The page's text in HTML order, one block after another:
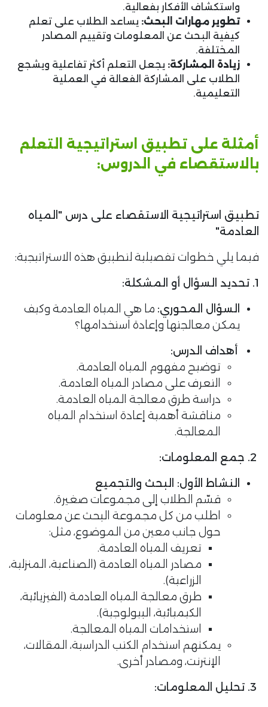
واستكشاف الأفكار بفعالية.
تطوير مهارات البحث: يساعد الطلاب على تعلم
كيفية البحث عن المعلومات وتقييم المصادر
المختلفة.
زيادة المشاركة: يجعل التعلم أكثر تفاعلية ويشجع
الطلاب على المشاركة الفعالة في العملية
التعليمية.
أمثلة على تطبيق استراتيجية التعلم
بالاستقصاء في الدروس:
تطبيق استراتيجية الاستقصاء على درس "المياه
العادمة"
فيما يلي خطوات تفصيلية لتطبيق هذه الاستراتيجية:
1. تحديد السؤال أو المشكلة:
السؤال المحوري: ما هي المياه العادمة وكيف
يمكن معالجتها وإعادة استخدامها؟
أهداف الدرس:
توضيح مفهوم المياه العادمة.
التعرف على مصادر المياه العادمة.
دراسة طرق معالجة المياه العادمة.
مناقشة أهمية إعادة استخدام المياه
المعالجة.
2. جمع المعلومات:
النشاط الأول: البحث والتجميع
قسّم الطلاب إلى مجموعات صغيرة.
اطلب من كل مجموعة البحث عن معلومات
حول جانب معين من الموضوع، مثل:
تعريف المياه العادمة.
مصادر المياه العادمة (الصناعية، المنزلية،
الزراعية).
طرق معالجة المياه العادمة (الفيزيائية،
الكيميائية، البيولوجية).
استخدامات المياه المعالجة.
يمكنهم استخدام الكتب الدراسية، المقالات،
الإنترنت، ومصادر أخرى.
3. تحليل المعلومات: